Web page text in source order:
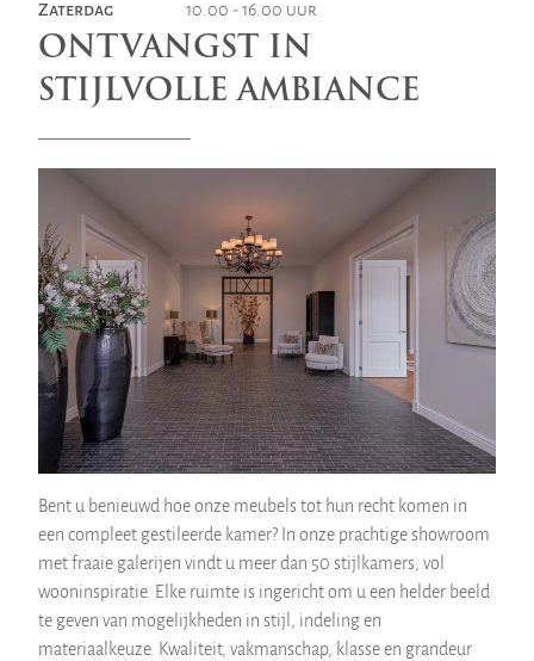
Zaterdag
10.00 - 16.00 uur
ONTVANGST IN
STIJLVOLLE AMBIANCE
Bent u benieuwd hoe onze meubels tot hun recht komen in
een compleet gestileerde kamer? In onze prachtige showroom
met fraaie galerijen vindt u meer dan 50 stijlkamers, vol
wooninspiratie. Elke ruimte is ingericht om u een helder beeld
te geven van mogelijkheden in stijl, indeling en
materiaalkeuze. Kwaliteit, vakmanschap, klasse en grandeur